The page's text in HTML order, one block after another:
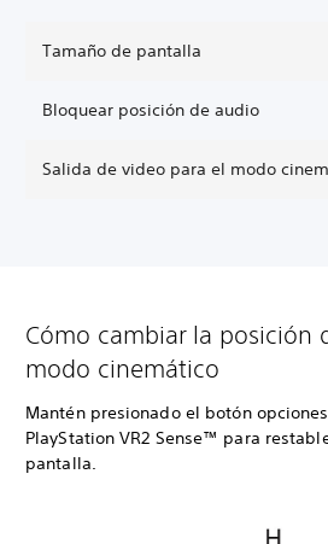
Tamaño de pantalla
Bloquear posición de audio
Salida de video para el modo
Cómo cambiar la posición
modo cinemático
Mantén presionado el botón
PlayStation VR2 Sense™ para
pantalla.